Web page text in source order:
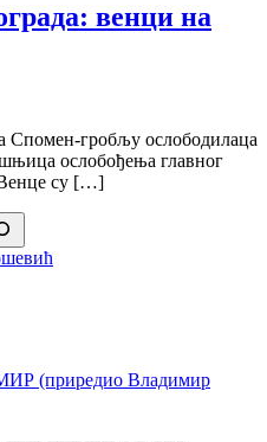
венци на
Спомен-гробљу ослободилаца
ослобођења главног
Венце су […]